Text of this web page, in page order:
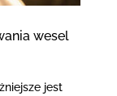
wesel
jest